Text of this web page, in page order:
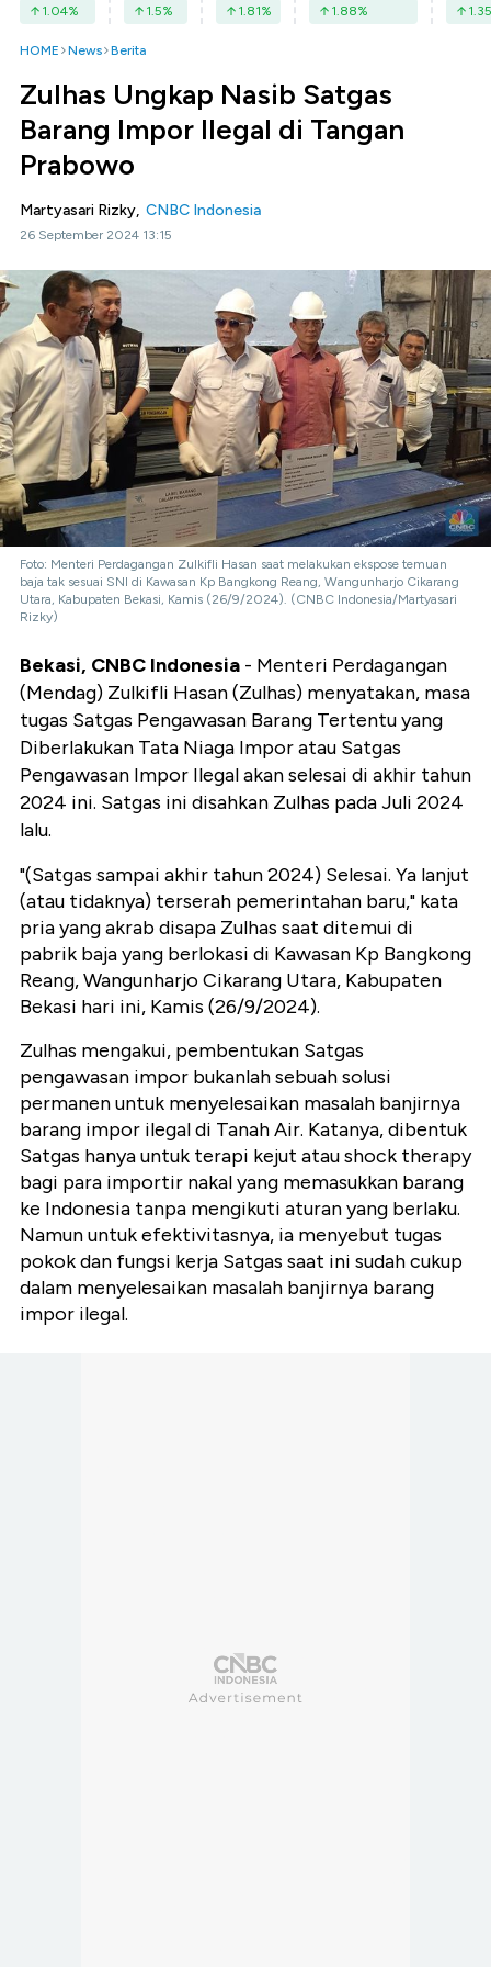
1.04% 1.5% 1.81% 1.88% 1.35
HOME News Berita
Zulhas Ungkap Nasib Satgas
Barang Impor Ilegal di Tangan
Prabowo
Martyasari Rizky, CNBC Indonesia
26 September 2024 13:15
Foto: Menteri Perdagangan Zulkifli Hasan saat melakukan ekspose temuan
baja tak sesuai SNI di Kawasan Kp Bangkong Reang, Wangunharjo Cikarang
Utara, Kabupaten Bekasi, Kamis (26/9/2024). (CNBC Indonesia/Martyasari
Rizky)
Bekasi, CNBC Indonesia - Menteri Perdagangan
(Mendag) Zulkifli Hasan (Zulhas) menyatakan, masa
tugas Satgas Pengawasan Barang Tertentu yang
Diberlakukan Tata Niaga Impor atau Satgas
Pengawasan Impor Ilegal akan selesai di akhir tahun
2024 ini. Satgas ini disahkan Zulhas pada Juli 2024
lalu.
"(Satgas sampai akhir tahun 2024) Selesai. Ya lanjut
(atau tidaknya) terserah pemerintahan baru," kata
pria yang akrab disapa Zulhas saat ditemui di
pabrik baja yang berlokasi di Kawasan Kp Bangkong
Reang, Wangunharjo Cikarang Utara, Kabupaten
Bekasi hari ini, Kamis (26/9/2024).
Zulhas mengakui, pembentukan Satgas
pengawasan impor bukanlah sebuah solusi
permanen untuk menyelesaikan masalah banjirnya
barang impor ilegal di Tanah Air. Katanya, dibentuk
Satgas hanya untuk terapi kejut atau shock therapy
bagi para importir nakal yang memasukkan barang
ke Indonesia tanpa mengikuti aturan yang berlaku.
Namun untuk efektivitasnya, ia menyebut tugas
pokok dan fungsi kerja Satgas saat ini sudah cukup
dalam menyelesaikan masalah banjirnya barang
impor ilegal.